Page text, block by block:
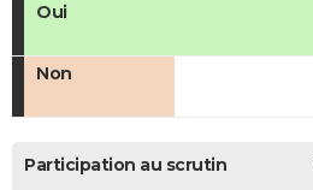
Oui
Non
Participation au scrutin